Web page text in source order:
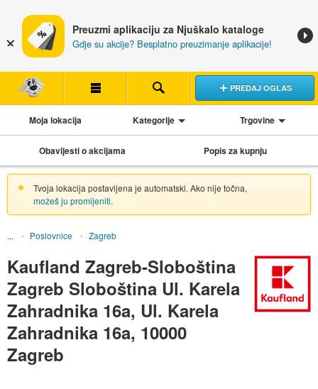
Preuzmi aplikaciju za Njuškalo kataloge
Gdje su akcije? Besplatno preuzimanje aplikacije!
PREDAJ OGLAS
Moja lokacija Kategorije Trgovine
Obavijesti o akcijama Popis za kupnju
Tvoja lokacija postavljena je automatski. Ako nije točna,
možeš ju promijeniti.
Poslovnice Zagreb
Kaufland Zagreb-Sloboština
Zagreb Sloboština Ul. Karela
Zahradnika 16a, Ul. Karela
Zahradnika 16a, 10000
Zagreb